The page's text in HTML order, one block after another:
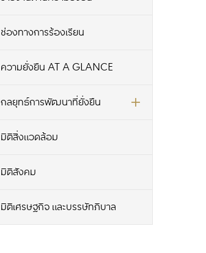
ช่องทางการร้องเรียน
ความยั่งยืน AT A GLANCE
กลยุทธ์การพัฒนาที่ยั่งยืน
มิติสิ่งแวดล้อม
มิติสังคม
มิติเศรษฐกิจ และบรรษัทภิบาล